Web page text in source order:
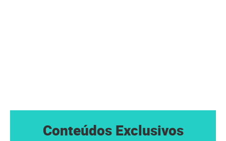
Conteúdos Exclusivos